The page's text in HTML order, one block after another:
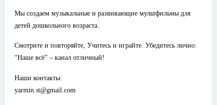
Мы создаем музыкальные и развивающие мультфильмы для
детей дошкольного возраста.
Смотрите и повторяйте, Учитесь и играйте. Убедитесь лично:
“Наше всё” – канал отличный!
Наши контакты:
yarmin.st@gmail.com